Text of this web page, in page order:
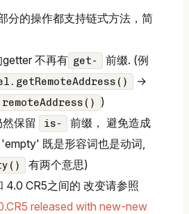
分的操作都支持链式方法，简
不再有 get-
前缀. (例
→
)
保留
is-
前缀， 避免造成
既是形容词也是动词,
有两个意思)
4.0 CR5之间的 改变请参照
released with new-new